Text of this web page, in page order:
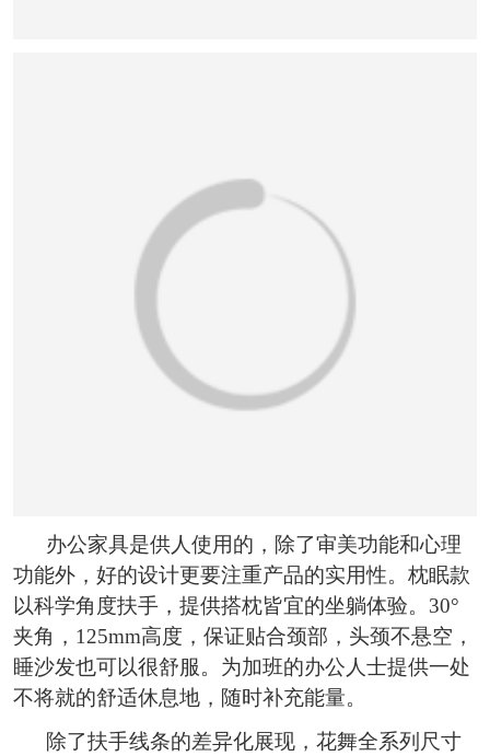
办公家具是供人使用的，除了审美功能和心理
功能外，好的设计更要注重产品的实用性。枕眠款
以科学角度扶手，提供搭枕皆宜的坐躺体验。30°
夹角，125mm高度，保证贴合颈部，头颈不悬空，
睡沙发也可以很舒服。为加班的办公人士提供一处
不将就的舒适休息地，随时补充能量。
除了扶手线条的差异化展现，花舞全系列尺寸